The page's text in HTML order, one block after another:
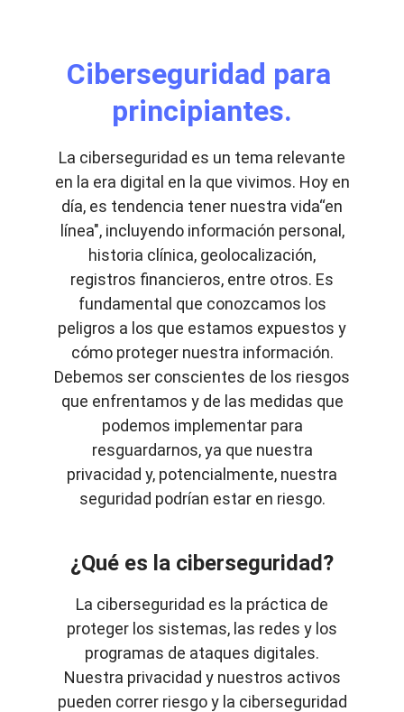
Ciberseguridad para
principiantes.
La ciberseguridad es un tema relevante
en la era digital en la que vivimos. Hoy en
día, es tendencia tener nuestra vida“en
línea", incluyendo información personal,
historia clínica, geolocalización,
registros financieros, entre otros. Es
fundamental que conozcamos los
peligros a los que estamos expuestos y
cómo proteger nuestra información.
Debemos ser conscientes de los riesgos
que enfrentamos y de las medidas que
podemos implementar para
resguardarnos, ya que nuestra
privacidad y, potencialmente, nuestra
seguridad podrían estar en riesgo.
La ciberseguridad es la práctica de
proteger los sistemas, las redes y los
programas de ataques digitales.
Nuestra privacidad y nuestros activos
pueden correr riesgo y la ciberseguridad
¿Qué es la ciberseguridad?